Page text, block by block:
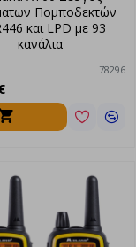
78296
Πομποδεκτών
και LPD με 93
κανάλια